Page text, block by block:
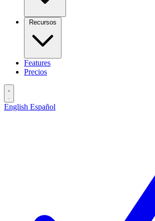
Features
Precios
English Español